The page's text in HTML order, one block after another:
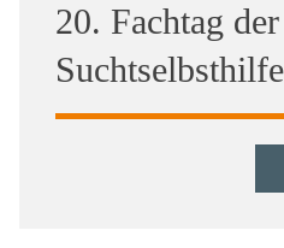
20. Fachtag